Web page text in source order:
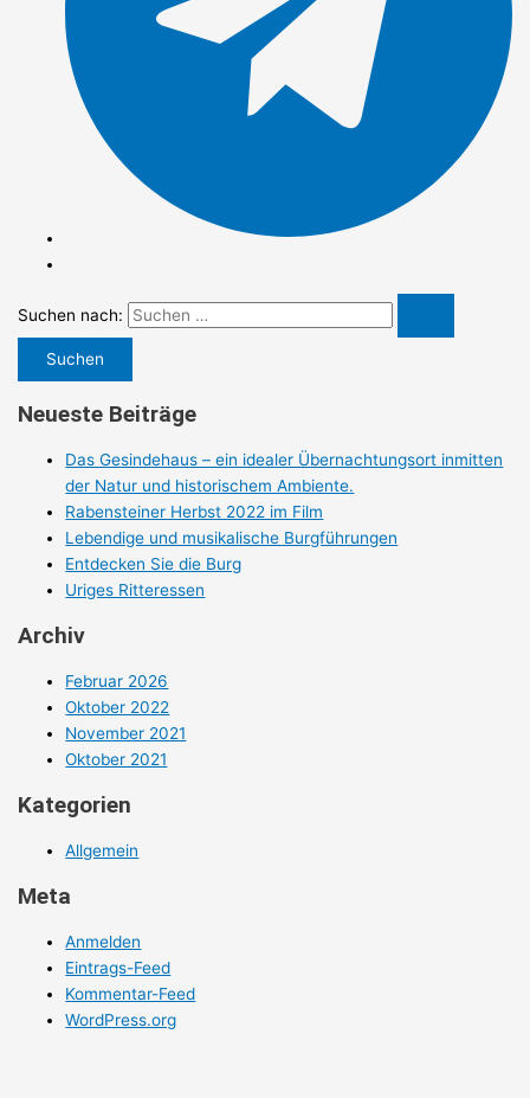
Suchen nach:
Neueste Beiträge
Das Gesindehaus – ein idealer Übernachtungsort inmitten
der Natur und historischem Ambiente.
Rabensteiner Herbst 2022 im Film
Lebendige und musikalische Burgführungen
Entdecken Sie die Burg
Uriges Ritteressen
Archiv
Februar 2026
Oktober 2022
November 2021
Oktober 2021
Kategorien
Allgemein
Meta
Anmelden
Eintrags-Feed
Kommentar-Feed
WordPress.org